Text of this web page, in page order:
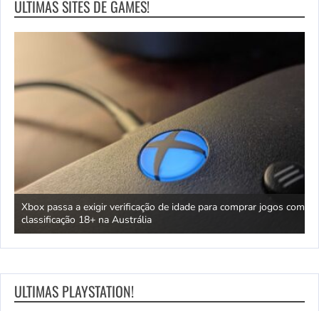
ULTIMAS SITES DE GAMES!
Xbox passa a exigir verificação de idade para comprar jogos com
classificação 18+ na Austrália
ULTIMAS PLAYSTATION!